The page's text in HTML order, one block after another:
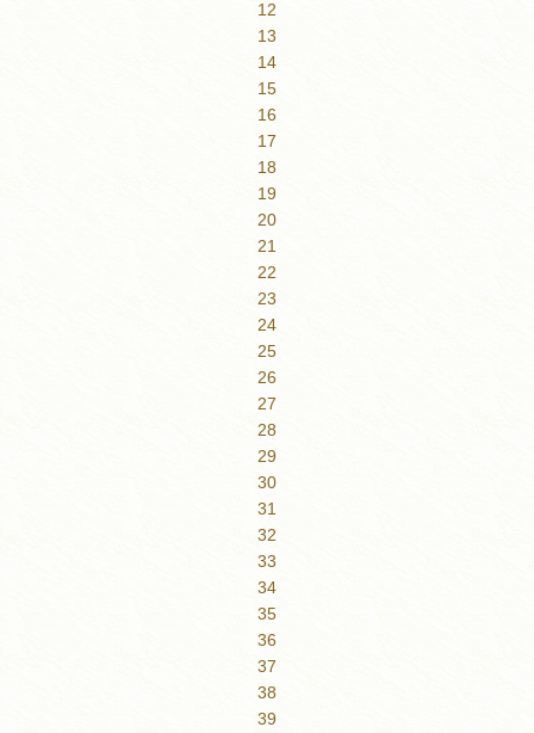
12
13
14
15
16
17
18
19
20
21
22
23
24
25
26
27
28
29
30
31
32
33
34
35
36
37
38
39